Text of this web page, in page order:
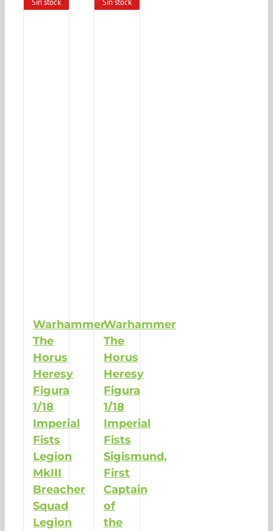
Sin stock
Warhammer
The
Horus
Heresy
Figura
1/18
Imperial
Fists
Legion
MkIII
Breacher
Squad
Legion
Sin stock
Warhammer
The
Horus
Heresy
Figura
1/18
Imperial
Fists
Sigismund,
First
Captain
of
the